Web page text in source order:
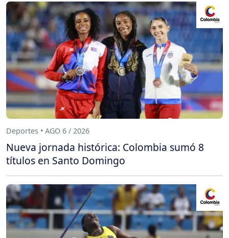
Deportes • AGO 6 / 2026
Nueva jornada histórica: Colombia sumó 8
títulos en Santo Domingo